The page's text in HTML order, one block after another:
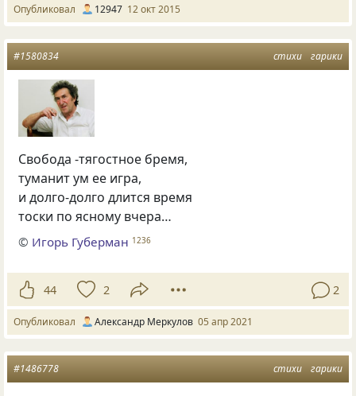
Опубликовал 12947 12 окт 2015
стихи гарики
#1580834
Свобода -тягостное бремя,
туманит ум ее игра,
и долго-долго длится время
тоски по ясному вчера…
© Игорь Губерман 1236
44 2 2
Опубликовал Александр Меркулов 05 апр 2021
стихи гарики
#1486778